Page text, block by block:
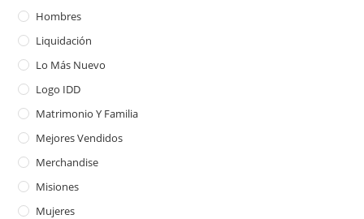
Hombres
Liquidación
Lo Más Nuevo
Logo IDD
Matrimonio Y Familia
Mejores Vendidos
Merchandise
Misiones
Mujeres